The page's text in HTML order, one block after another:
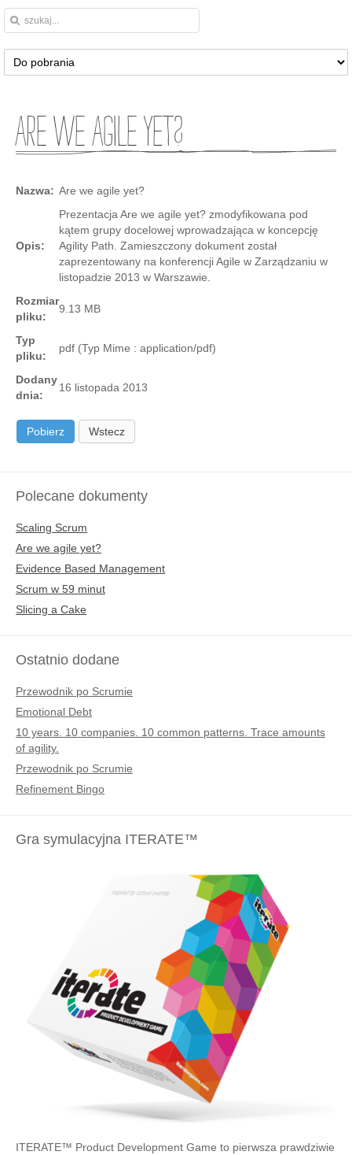
Are we agile yet?
Nazwa: Are we agile yet?
Opis:
Prezentacja Are we agile yet? zmodyfikowana pod
kątem grupy docelowej wprowadzająca w koncepcję
Agility Path. Zamieszczony dokument został
zaprezentowany na konferencji Agile w Zarządzaniu w
listopadzie 2013 w Warszawie.
Rozmiar
pliku:
9.13 MB
Typ
pliku:
pdf (Typ Mime : application/pdf)
Dodany
dnia:
16 listopada 2013
Pobierz Wstecz
Polecane dokumenty
Scaling Scrum
Are we agile yet?
Evidence Based Management
Scrum w 59 minut
Slicing a Cake
Ostatnio dodane
Przewodnik po Scrumie
Emotional Debt
10 years. 10 companies. 10 common patterns. Trace amounts
of agility.
Przewodnik po Scrumie
Refinement Bingo
Gra symulacyjna ITERATE™
ITERATE™ Product Development Game to pierwsza prawdziwie